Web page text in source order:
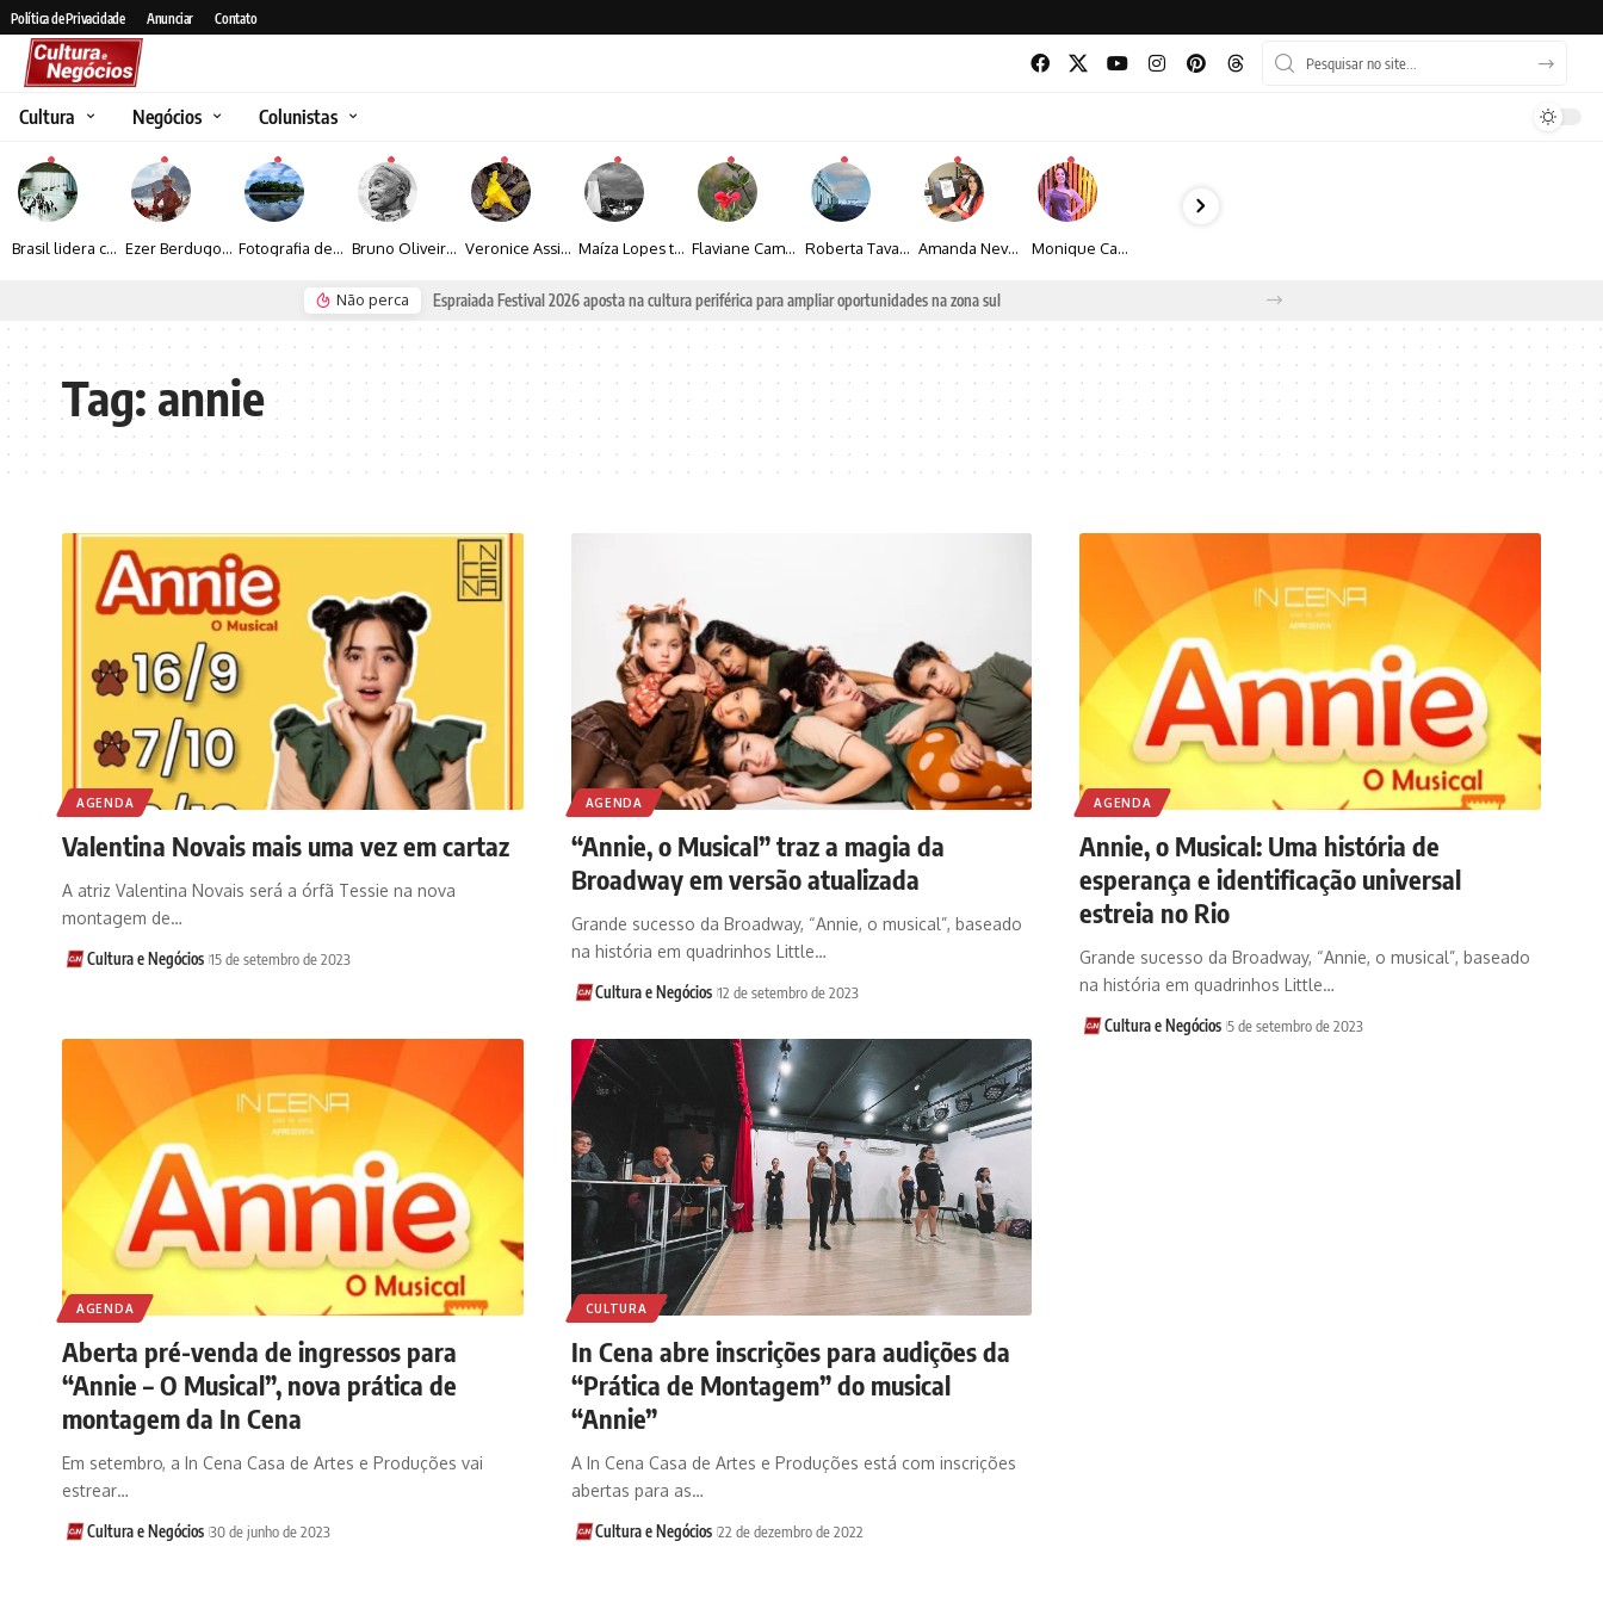
Política de Privacidade Anunciar Contato
Cultura Negócios Colunistas
Brasil lidera crescimento entre os 15 maiores mercados globais de viagens corporativas Ezer Berdugo transforma experiências multiculturais e memórias em narrativas visuais por meio da fotografia Fotografia de Fátima Carlini transforma paisagens naturais em experiências de contemplação Bruno Oliveira retrata o cotidiano urbano por meio da fotografia em preto e branco Veronice Assini Saes transforma a natureza em fotografias marcadas pela sensibilidade Maíza Lopes transforma cultura popular baiana em narrativas fotográficas Flaviane Campos transforma natureza, espiritualidade e sensibilidade em narrativas fotográficas Roberta Tavares transforma a fotografia em obras de arte marcadas pela sensibilidade e sofisticação Amanda Neves transforma a beleza da natureza em obras realistas repletas de sensibilidade Monique Camacho é homenageada no Prêmio Gênios da Atualidade 2026
Não perca Espraiada Festival 2026 aposta na cultura periférica para ampliar oportunidades na zona sul
Tag:annie
AGENDA
Valentina Novais mais uma vez em cartaz
A atriz Valentina Novais será a órfã Tessie na nova
montagem de…
Cultura e Negócios 15 de setembro de 2023
AGENDA
“Annie, o Musical” traz a magia da
Broadway em versão atualizada
Grande sucesso da Broadway, “Annie, o musical”, baseado
na história em quadrinhos Little…
Cultura e Negócios 12 de setembro de 2023
AGENDA
Annie, o Musical: Uma história de
esperança e identificação universal
estreia no Rio
Grande sucesso da Broadway, “Annie, o musical”, baseado
na história em quadrinhos Little…
Cultura e Negócios 5 de setembro de 2023
AGENDA
​Aberta pré-venda de ingressos para
“Annie – O Musical”, nova prática de
montagem da In Cena
Em setembro, a In Cena Casa de Artes e Produções vai
estrear…
Cultura e Negócios 30 de junho de 2023
CULTURA
In Cena abre inscrições para audições da
“Prática de Montagem” do musical
“Annie”
A In Cena Casa de Artes e Produções está com inscrições
abertas para as…
Cultura e Negócios 22 de dezembro de 2022